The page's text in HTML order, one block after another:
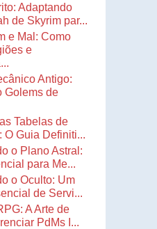
Adaptando
de Skyrim par...
e Mal: Como
e
Antigo:
Golems de
Tabelas de
O Guia Definiti...
o Plano Astral:
para Me...
o Oculto: Um
de Servi...
A Arte de
PdMs I...